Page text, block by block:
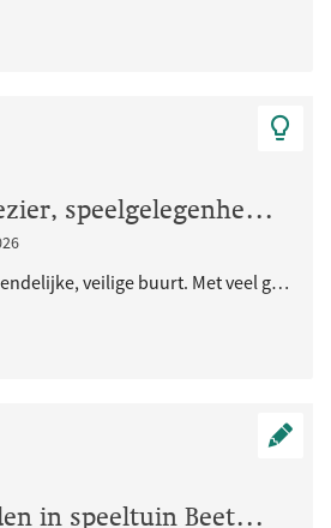
Vrijheid en plezier, speelgelegenheid voor de kinderen en iedereen
Een gezellige kindvriendelijke, veilige buurt. Met veel groen en natuurlijke speelaangelegenheden...
Werkzaamheden in speeltuin Beetsplein vanaf 30 maart 2026